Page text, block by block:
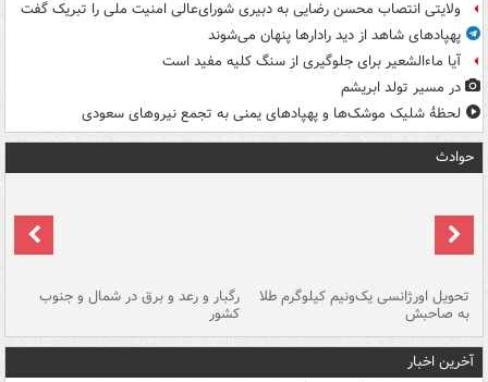
ولایتی انتصاب محسن رضایی به دبیری شورای‌عالی امنیت ملی را تبریک گفت
پهپادهای شاهد از دید رادارها پنهان می‌شوند
آیا ماءالشعیر برای جلوگیری از سنگ کلیه مفید است
در مسیر تولد ابریشم
لحظۀ شلیک موشک‌ها و پهپادهای یمنی به تجمع نیروهای سعودی
حوادث
تحویل اورژانسی یک‌ونیم کیلوگرم طلا
به صاحبش
رگبار و رعد و برق در شمال و جنوب
کشور
آخرین اخبار